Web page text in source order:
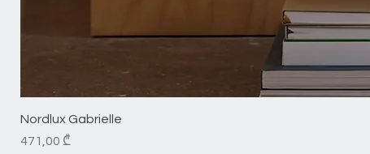
Nordlux Gabrielle
Price
471,00 ₾